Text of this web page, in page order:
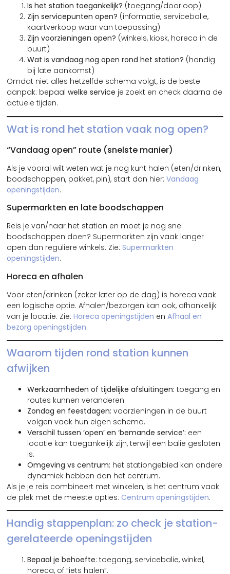
Is het station toegankelijk? (toegang/doorloop)
Zijn servicepunten open? (informatie, servicebalie,
kaartverkoop waar van toepassing)
Zijn voorzieningen open? (winkels, kiosk, horeca in de
buurt)
Wat is vandaag nog open rond het station? (handig
bij late aankomst)
Omdat niet alles hetzelfde schema volgt, is de beste
aanpak: bepaalwelke service je zoekt en check daarna de
actuele tijden.
Wat is rond het station vaak nog open?
“Vandaag open” route (snelste manier)
Als je vooral wilt weten wat je nog kunt halen (eten/drinken,
boodschappen, pakket, pin), start dan hier:Vandaag
openingstijden.
Supermarkten en late boodschappen
Reis je van/naar het station en moet je nog snel
boodschappen doen? Supermarkten zijn vaak langer
open dan reguliere winkels. Zie:Supermarkten
openingstijden.
Horeca en afhalen
Voor eten/drinken (zeker later op de dag) is horeca vaak
een logische optie. Afhalen/bezorgen kan ook, afhankelijk
van je locatie. Zie:Horeca openingstijden enAfhaal en
bezorg openingstijden.
Waarom tijden rond station kunnen
afwijken
Werkzaamheden of tijdelijke afsluitingen: toegang en
routes kunnen veranderen.
Zondag en feestdagen: voorzieningen in de buurt
volgen vaak hun eigen schema.
Verschil tussen ‘open’ en ‘bemande service’: een
locatie kan toegankelijk zijn, terwijl een balie gesloten
is.
Omgeving vs centrum: het stationgebied kan andere
dynamiek hebben dan het centrum.
Als je je reis combineert met winkelen, is het centrum vaak
de plek met de meeste opties: Centrum openingstijden.
Handig stappenplan: zo check je station-
gerelateerde openingstijden
Bepaal je behoefte: toegang, servicebalie, winkel,
horeca, of “iets halen”.